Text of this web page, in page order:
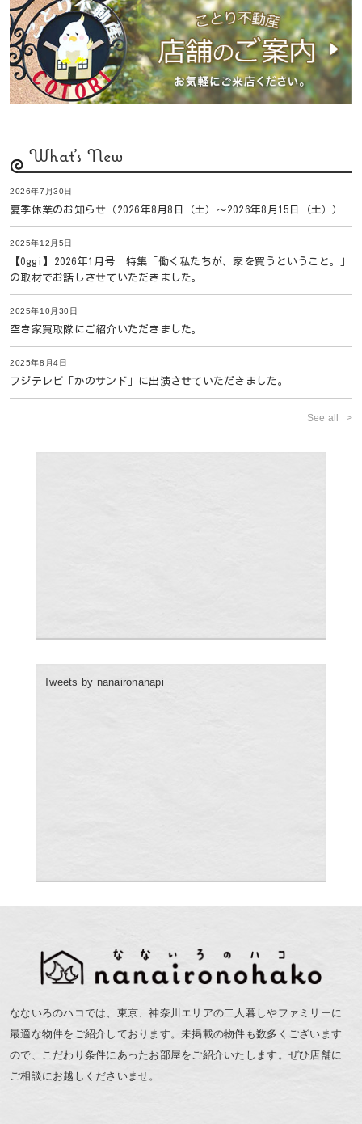
What's New
2026年7月30日
夏季休業のお知らせ（2026年8月8日（土）〜2026年8月15日（土））
2025年12月5日
【Oggi】2026年1月号 特集「働く私たちが、家を買うということ。」
の取材でお話しさせていただきました。
2025年10月30日
空き家買取隊にご紹介いただきました。
2025年8月4日
フジテレビ「かのサンド」に出演させていただきました。
See all
Tweets by nanaironanapi
なないろのハコでは、東京、神奈川エリアの二人暮しやファミリーに
最適な物件をご紹介しております。未掲載の物件も数多くございます
ので、こだわり条件にあったお部屋をご紹介いたします。ぜひ店舗に
ご相談にお越しくださいませ。